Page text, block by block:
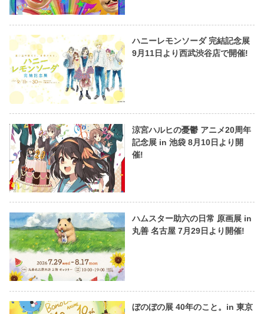
ハニーレモンソーダ 完結記念展
9月11日より西武渋谷店で開催!
涼宮ハルヒの憂鬱 アニメ20周年
記念展 in 池袋 8月10日より開
催!
ハムスター助六の日常 原画展 in
丸善 名古屋 7月29日より開催!
ぼのぼの展 40年のこと。in 東京